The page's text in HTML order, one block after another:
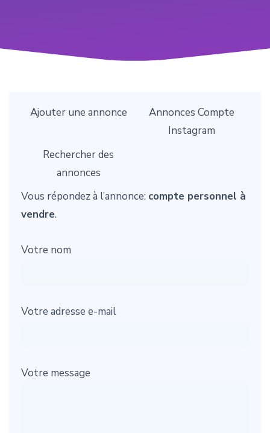
Ajouter une annonce
Annonces Compte
Instagram
Rechercher des
annonces
Vous répondez à l’annonce: compte personnel à
vendre.
Votre nom
Votre adresse e-mail
Votre message